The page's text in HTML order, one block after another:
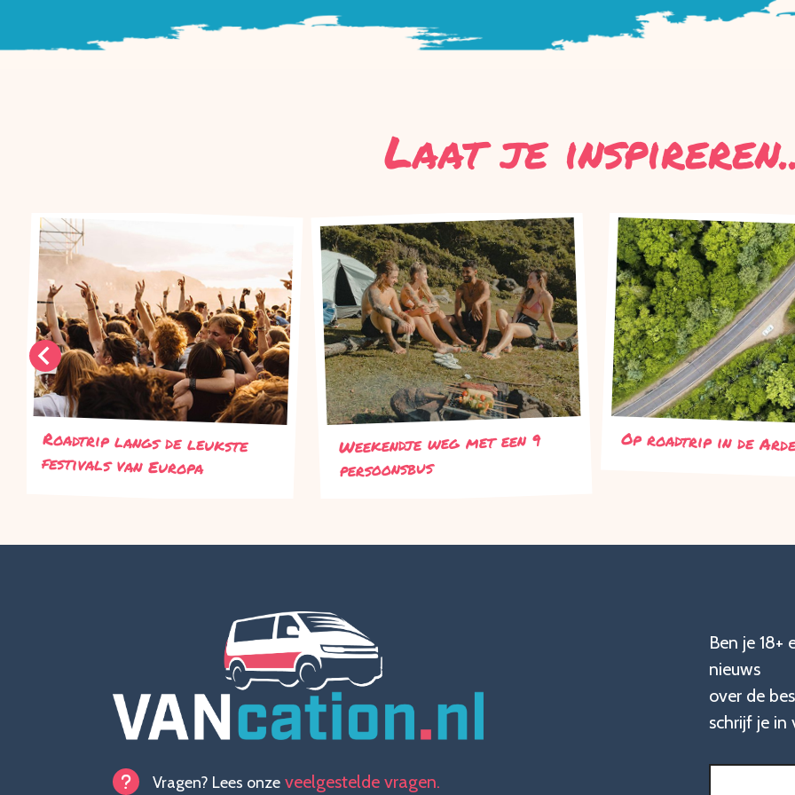
Laat je
Roadtrip langs de leukste
festivals van Europa
Weekendje weg met een 9
persoonsbus
Op roadtrip in de
Vragen? Lees onze veelgestelde vragen.
Ben je
nieuws
over de
schrijf je in